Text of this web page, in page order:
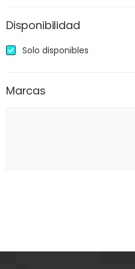
Disponibilidad
Solo disponibles
Marcas